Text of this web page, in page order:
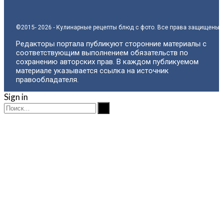
©2015- 2026 - Кулинарные рецепты блюд с фото. Все права защищены.
Редакторы портала публикуют сторонние материалы с
соответствующим выполнением обязательств по
сохранению авторских прав. В каждом публикуемом
материале указывается ссылка на источник
правообладателя.
Sign in